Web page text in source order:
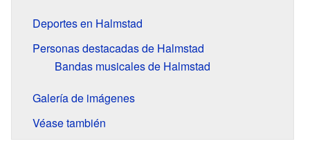
Deportes en Halmstad
Personas destacadas de Halmstad
Bandas musicales de Halmstad
Galería de imágenes
Véase también